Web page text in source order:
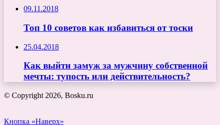
09.11.2018
Топ 10 советов как избавиться от тоски
25.04.2018
Как выйти замуж за мужчину собственной
мечты: тупость или действительность?
© Copyright 2026, Bosku.ru
Кнопка «Наверх»